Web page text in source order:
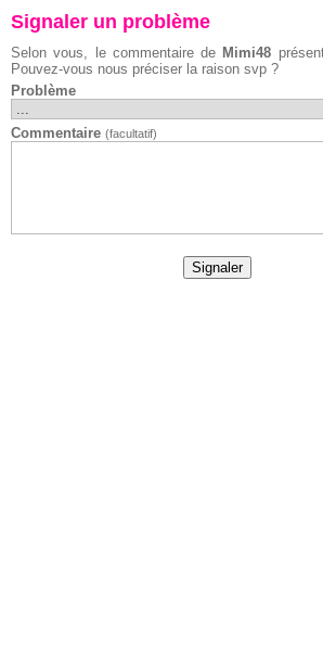
Signaler un problème
Selon vous, le commentaire de Mimi48
Pouvez-vous nous préciser la raison svp ?
Problème
Commentaire (facultatif)